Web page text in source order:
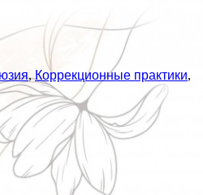
,Коррекционные практики,